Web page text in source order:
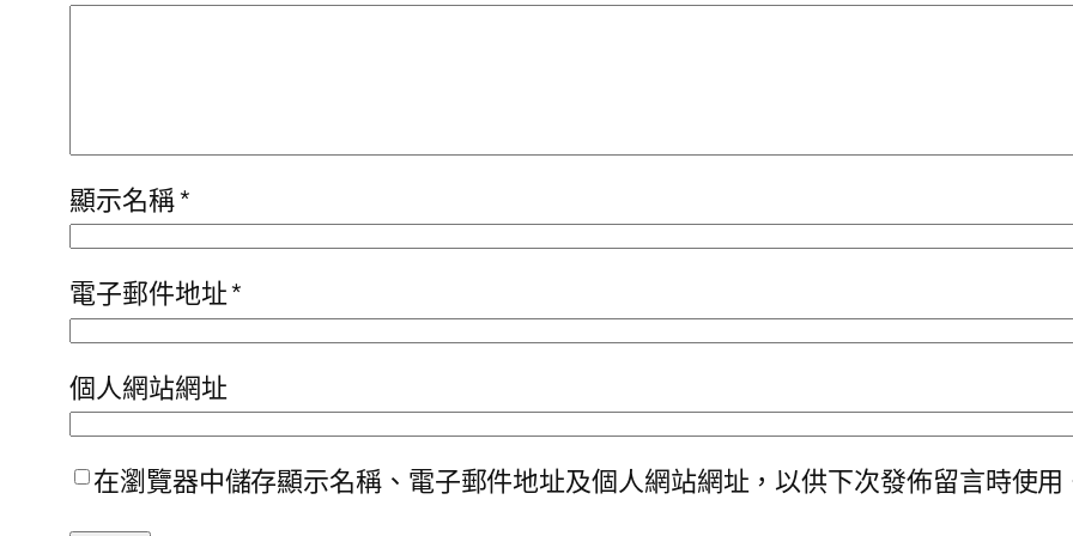
顯示名稱*
電子郵件地址*
個人網站網址
在瀏覽器中儲存顯示名稱、電子郵件地址及個人網站網址，以供下次發佈留言時使用